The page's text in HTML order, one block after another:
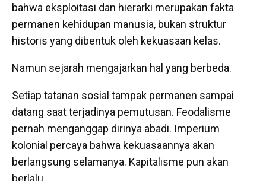
bahwa eksploitasi dan hierarki merupakan fakta
permanen kehidupan manusia, bukan struktur
historis yang dibentuk oleh kekuasaan kelas.
Namun sejarah mengajarkan hal yang berbeda.
Setiap tatanan sosial tampak permanen sampai
datang saat terjadinya pemutusan. Feodalisme
pernah menganggap dirinya abadi. Imperium
kolonial percaya bahwa kekuasaannya akan
berlangsung selamanya. Kapitalisme pun akan
berlalu.